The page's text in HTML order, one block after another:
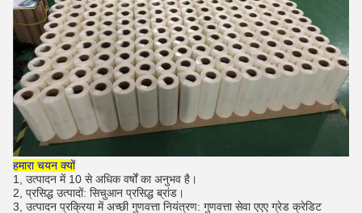
हमारा चयन क्यों
1, उत्पादन में 10 से अधिक वर्षों का अनुभव है।
2, प्रसिद्ध उत्पादों: सिचुआन प्रसिद्ध ब्रांड।
3, उत्पादन प्रक्रिया में अच्छी गुणवत्ता नियंत्रण: गुणवत्ता सेवा एएए ग्रेड क्रेडिट